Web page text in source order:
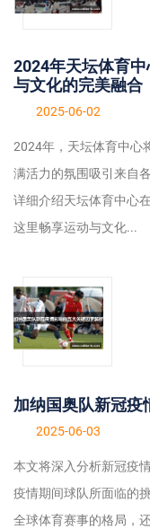
2024年天坛体育
与文化的完美融合
2025-06-02
2024年，天坛体育中心
满活力的氛围吸引来自
详细介绍天坛体育中心
这里畅享运动与文化...
加纳国奥队新冠疫
2025-06-03
本文将深入分析新冠疫
疫情期间球队所面临的
全球体育赛事的格局，